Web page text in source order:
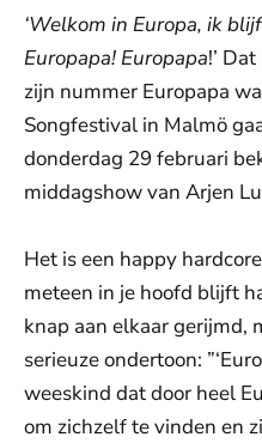
‘Welkom in Europa, ik
Europapa! Europapa!’
zijn nummer Europapa
Songfestival in Malmö
donderdag 29 februari
middagshow van Arjen
Het is een happy
meteen in je hoofd blijft
knap aan elkaar gerijmd,
serieuze ondertoon:
weeskind dat door heel
om zichzelf te vinden en